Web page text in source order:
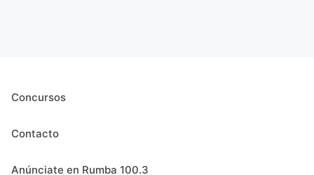
Concursos
Contacto
Anúnciate en Rumba 100.3